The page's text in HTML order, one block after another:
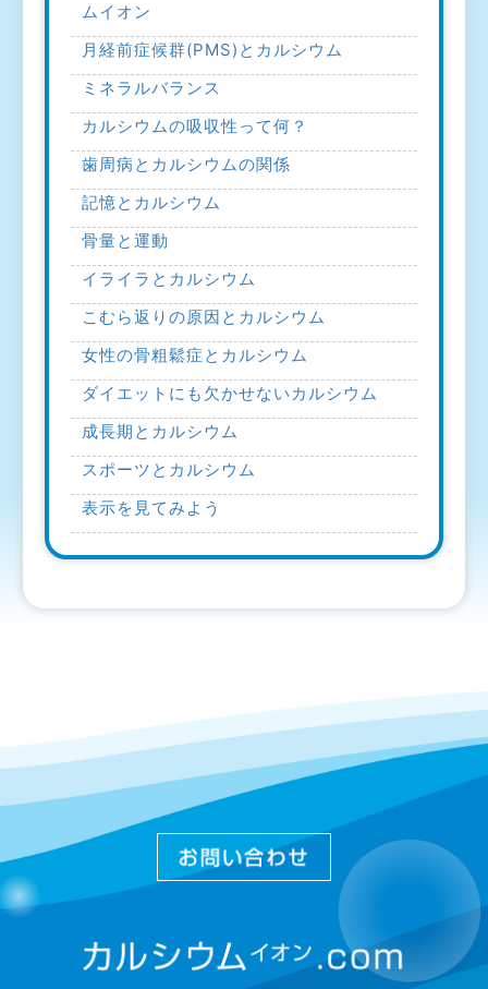
ムイオン
月経前症候群(PMS)とカルシウム
ミネラルバランス
カルシウムの吸収性って何？
歯周病とカルシウムの関係
記憶とカルシウム
骨量と運動
イライラとカルシウム
こむら返りの原因とカルシウム
女性の骨粗鬆症とカルシウム
ダイエットにも欠かせないカルシウム
成長期とカルシウム
スポーツとカルシウム
表示を見てみよう